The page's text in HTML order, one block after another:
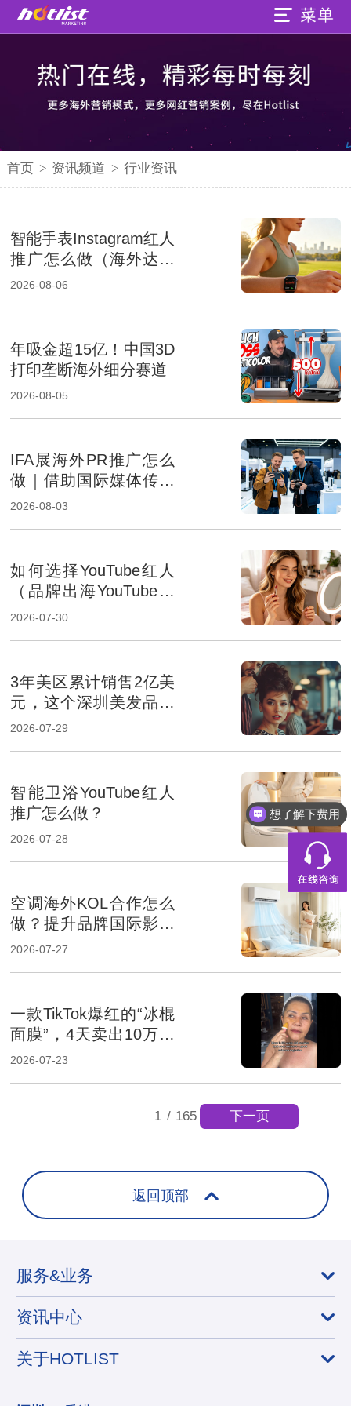
首页 > 资讯频道 > 行业资讯
智能手表Instagram红人
推广怎么做（海外达人
营销提升品牌影响力）
2026-08-06
年吸金超15亿！中国3D
打印垄断海外细分赛道
2026-08-05
IFA展海外PR推广怎么
做｜借助国际媒体传播
提升消费电子品牌影响
2026-08-03
如何选择YouTube红人
（品牌出海YouTube达
人筛选方法解析）
2026-07-30
3年美区累计销售2亿美
元，这个深圳美发品牌
凭什么？
2026-07-29
智能卫浴YouTube红人
推广怎么做？
2026-07-28
空调海外KOL合作怎么
做？提升品牌国际影响
力的达人营销指南
2026-07-27
一款TikTok爆红的“冰棍
面膜”，4天卖出10万美
元，产品两次售罄
2026-07-23
1 / 165 下一页
返回顶部
服务&业务
资讯中心
关于HOTLIST
想了解下费用